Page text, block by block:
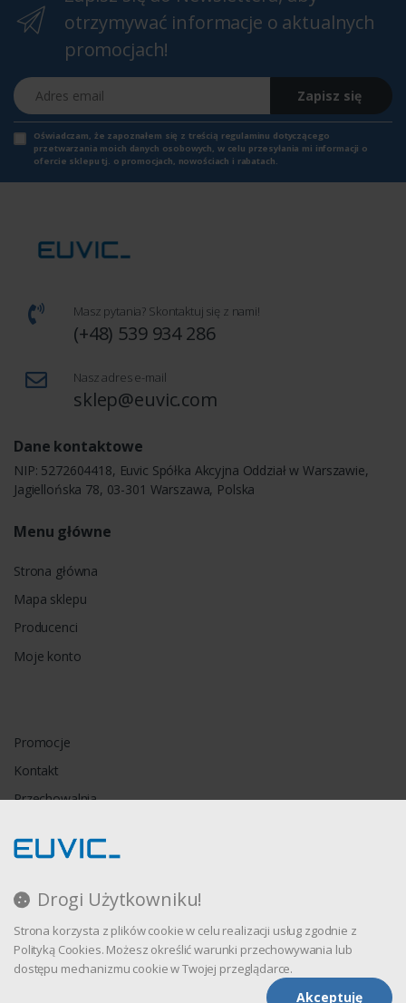
Drogi Użytkowniku!
Strona korzysta z plików cookie w celu realizacji usług zgodnie z
Polityką Cookies. Możesz określić warunki przechowywania lub
dostępu mechanizmu cookie w Twojej przeglądarce.
Akceptuję
otrzymywać informacje o aktualnych
promocjach!
Adres email
Zapisz się
Oświadczam, że zapoznałem się z treścią regulaminu dotyczącego
przetwarzania moich danych osobowych, w celu przesyłania mi informacji o
ofercie sklepu tj. o promocjach, nowościach i rabatach.
Masz pytania? Skontaktuj się z nami!
(+48) 539 934 286
Nasz adres e-mail
sklep@euvic.com
Dane kontaktowe
NIP: 5272604418, Euvic Spółka Akcyjna Oddział w Warszawie,
Jagiellońska 78, 03-301 Warszawa, Polska
Menu główne
Strona główna
Mapa sklepu
Producenci
Moje konto
Promocje
Kontakt
Przechowalnia
Regulamin
Polityka prywatności